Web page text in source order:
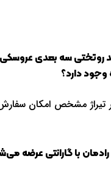
روتختی سه بعدی
دارد؟
در تیراژ مشخص امکان
با گارانتی عرضه